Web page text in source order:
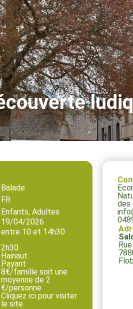
Balade
FR
Enfants, Adultes
19/04/2026
entre 10 et 14h30
2h30
Hainaut
Payant
8€/famille soit une
moyenne de 2
€/personne
Cliquez ici pour visiter
le site
des